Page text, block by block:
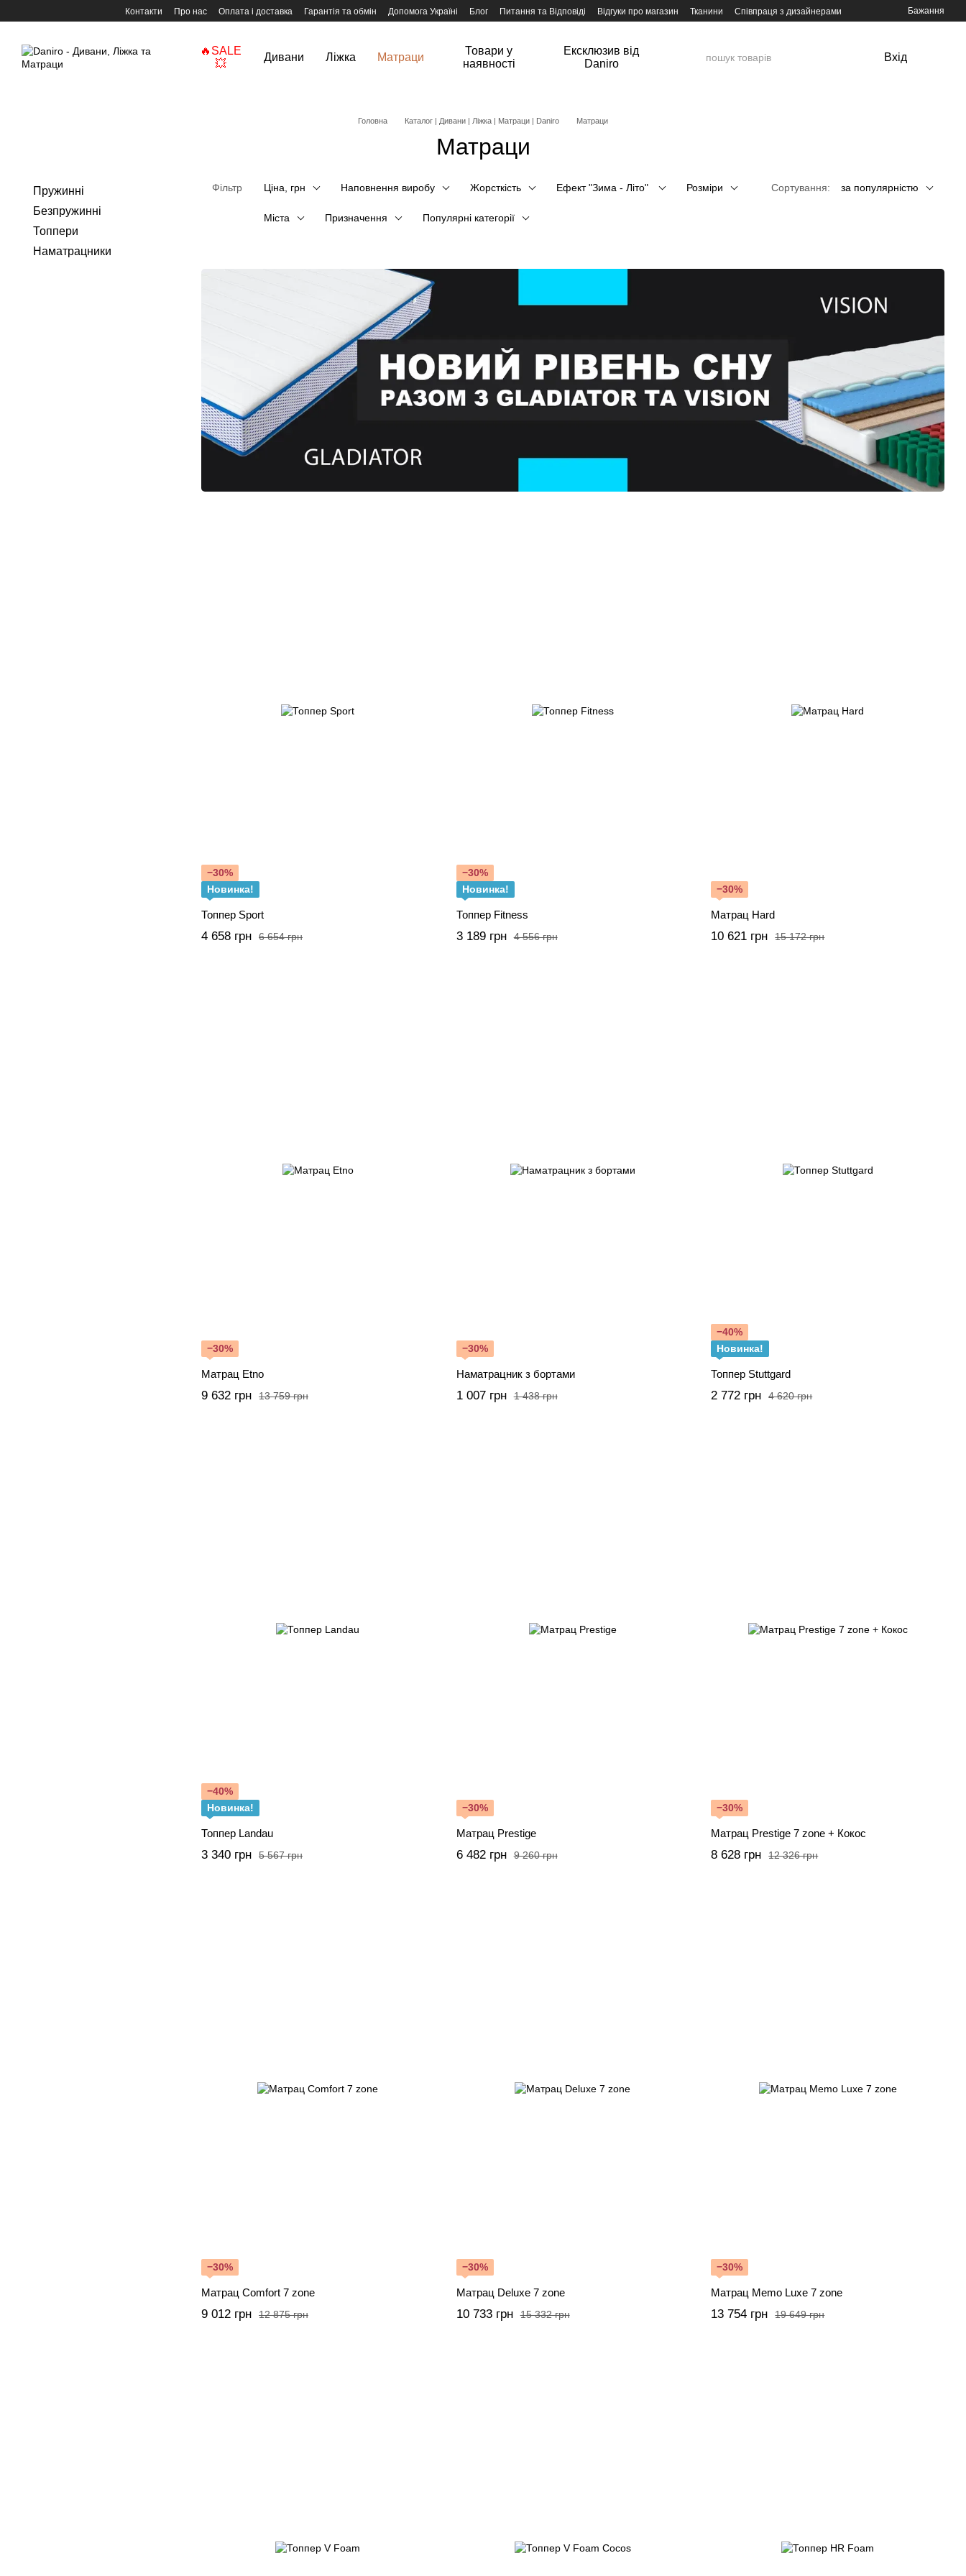
Перейти до основного контенту
Контакти Про нас Оплата і доставка Гарантія та обмін Допомога Україні Блог Питання та Відповіді Відгуки про магазин Тканини Співпраця з дизайнерами Бажання
🔥SALE
💥
Дивани Ліжка Матраци
Товари у
наявності
Ексклюзив від
Daniro
Вхід
Головна Каталог | Дивани | Ліжка | Матраци | Daniro Матраци
Матраци
Фільтр Ціна, грн Наповнення виробу Жорсткість Ефект "Зима - Літо" Розміри
Міста Призначення Популярні категорії
Сортування: за популярністю
−30%
Новинка!
Топпер Sport
6 654 грн
4 658 грн
−30%
Новинка!
Топпер Fitness
4 556 грн
3 189 грн
−30%
Матрац Hard
15 172 грн
10 621 грн
−30%
Матрац Etno
13 759 грн
9 632 грн
−30%
Наматрацник з бортами
1 438 грн
1 007 грн
−40%
Новинка!
Топпер Stuttgard
4 620 грн
2 772 грн
−40%
Новинка!
Топпер Landau
5 567 грн
3 340 грн
−30%
Матрац Prestige
9 260 грн
6 482 грн
−30%
Матрац Prestige 7 zone + Кокос
12 326 грн
8 628 грн
−30%
Матрац Comfort 7 zone
12 875 грн
9 012 грн
−30%
Матрац Deluxe 7 zone
15 332 грн
10 733 грн
−30%
Матрац Memo Luxe 7 zone
19 649 грн
13 754 грн
Пружинні
Безпружинні
Топпери
Наматрацники